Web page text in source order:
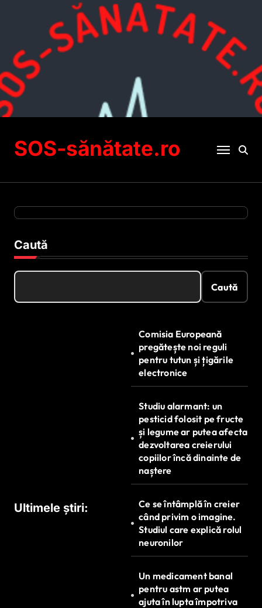
SOS-sănătate.ro
Caută
Caută
Ultimele știri:
Comisia Europeană
pregătește noi reguli
pentru tutun și țigările
electronice
Studiu alarmant: un
pesticid folosit pe fructe
și legume ar putea afecta
dezvoltarea creierului
copiilor încă dinainte de
naștere
Ce se întâmplă în creier
când privim o imagine.
Studiul care explică rolul
neuronilor
Un medicament banal
pentru astm ar putea
ajuta în lupta împotriva